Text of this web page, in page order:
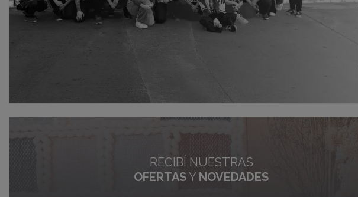
RECIBÍ NUESTRAS
OFERTASY NOVEDADES